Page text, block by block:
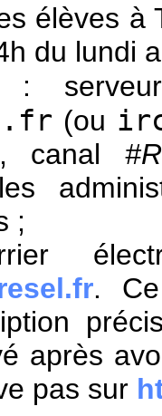
élèves à
du lundi
:
(ou
canal
;
.
après
pas sur